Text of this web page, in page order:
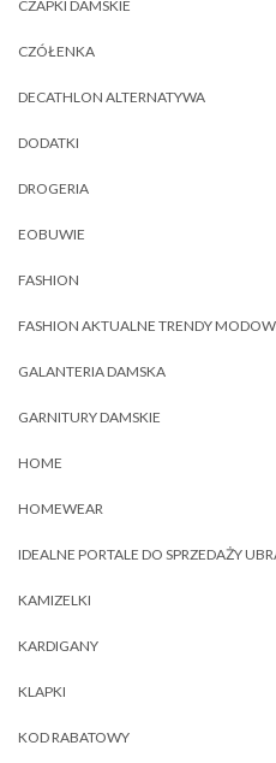
CZAPKI DAMSKIE
CZÓŁENKA
DECATHLON ALTERNATYWA
DODATKI
DROGERIA
EOBUWIE
FASHION
FASHION AKTUALNE TRENDY
GALANTERIA DAMSKA
GARNITURY DAMSKIE
HOME
HOMEWEAR
IDEALNE PORTALE DO SPRZEDAŻY
KAMIZELKI
KARDIGANY
KLAPKI
KOD RABATOWY